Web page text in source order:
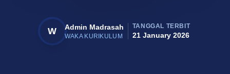
W Admin Madrasah
WAKA KURIKULUM
TANGGAL TERBIT
21 January 2026